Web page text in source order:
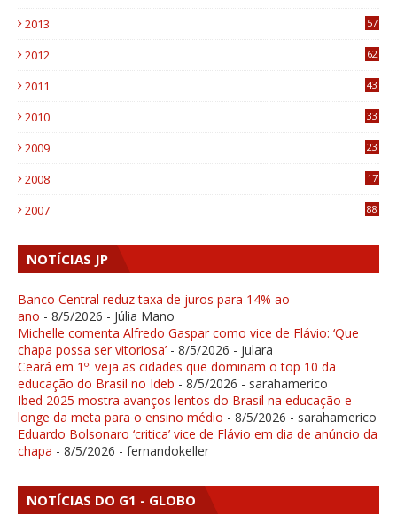
2013
57
2012
62
2011
43
2010
33
2009
23
2008
17
2007 88
NOTÍCIAS JP
Banco Central reduz taxa de juros para 14% ao
ano - 8/5/2026 - Júlia Mano
Michelle comenta Alfredo Gaspar como vice de Flávio: ‘Que
chapa possa ser vitoriosa’ - 8/5/2026 - julara
Ceará em 1º: veja as cidades que dominam o top 10 da
educação do Brasil no Ideb - 8/5/2026 - sarahamerico
Ibed 2025 mostra avanços lentos do Brasil na educação e
longe da meta para o ensino médio - 8/5/2026 - sarahamerico
Eduardo Bolsonaro ‘critica’ vice de Flávio em dia de anúncio da
chapa - 8/5/2026 - fernandokeller
NOTÍCIAS DO G1 - GLOBO